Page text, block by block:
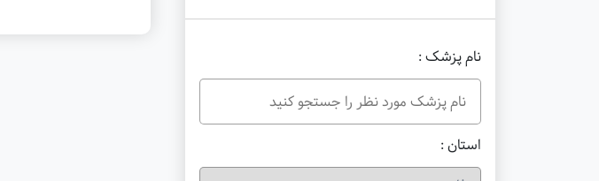
نام پزشک :
استان :